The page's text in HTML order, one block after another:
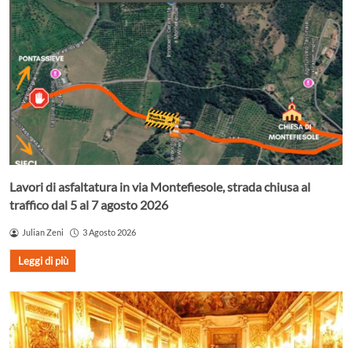
Lavori di asfaltatura in via Montefiesole, strada chiusa al
traffico dal 5 al 7 agosto 2026
Julian Zeni 3 Agosto 2026
Leggi di più